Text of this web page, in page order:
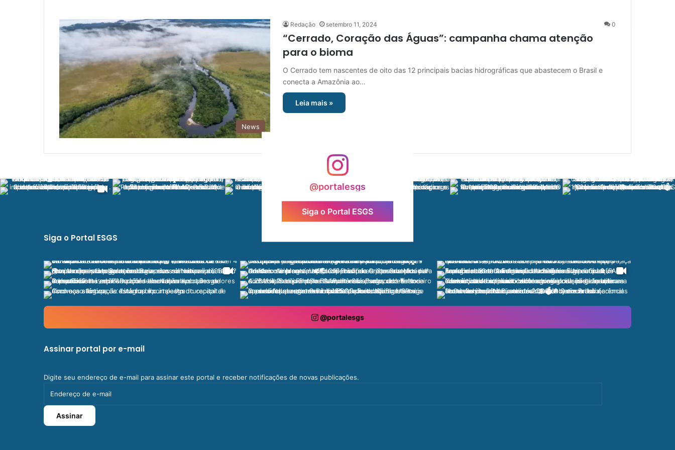
News
Redação setembro 11, 2024 0
“Cerrado, Coração das Águas”: campanha chama atenção
para o bioma
O Cerrado tem nascentes de oito das 12 principais bacias hidrográficas que abastecem o Brasil e
conecta a Amazônia ao…
Leia mais »
@portalesgs
Siga o Portal ESGS
Siga o Portal ESGS
@portalesgs
Assinar portal por e-mail
Digite seu endereço de e-mail para assinar este portal e receber notificações de novas publicações.
de
e-
mail
Assinar